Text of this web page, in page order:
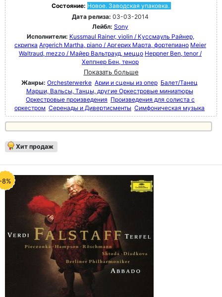
Состояние: Новое. Заводская упаковка.
Дата релиза: 03-03-2014
Лейбл: Sony
Исполнители: Kussmaul Rainer, violin / Куссмауль Райнер,
скрипка Argerich Martha, piano / Аргерих Марта, фортепиано Meier
Waltraud, mezzo / Майер Вальтрауд, меццо Heppner Ben, tenor /
Хеппнер Бен, тенор
Показать больше
Жанры: Orchesterwerke Арии и сцены из опер Балет/Танец
Марши, Вальсы, Танцы, другие Оркестровые миниатюры
Оркестровые произведения Произведения для солиста с
оркестром Серенады и Дивертисменты Симфоническая музыка
Хит продаж
8%